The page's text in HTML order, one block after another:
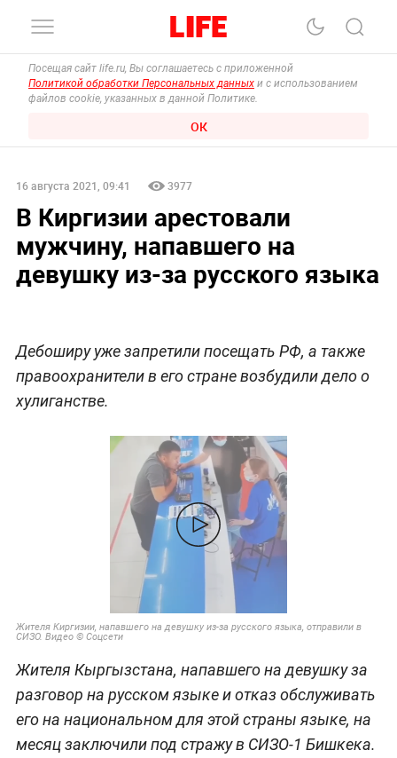
Посещая сайт life.ru, Вы соглашаетесь с приложенной
Политикой обработки Персональных данных и с использованием
файлов cookie, указанных в данной Политике.
ОК
16 августа 2021, 09:41 3977
В Киргизии арестовали
мужчину, напавшего на
девушку из-за русского языка
Дебоширу уже запретили посещать РФ, а также
правоохранители в его стране возбудили дело о
хулиганстве.
Жителя Киргизии, напавшего на девушку из-за русского языка, отправили в
СИЗО. Видео © Cоцсети
Жителя Кыргызстана, напавшего на девушку за
разговор на русском языке и отказ обслуживать
его на национальном для этой страны языке, на
месяц заключили под стражу в СИЗО-1 Бишкека.